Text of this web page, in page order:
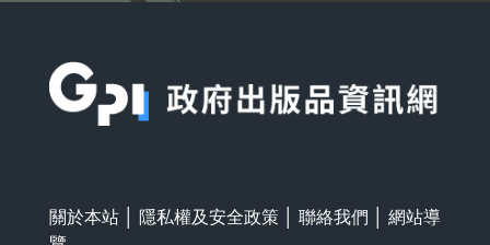
關於本站 隱私權及安全政策 聯絡我們
網站導